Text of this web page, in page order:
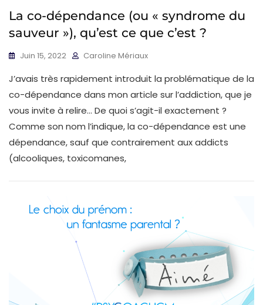
La co-dépendance (ou « syndrome du
sauveur »), qu’est ce que c’est ?
Juin 15, 2022 Caroline Mériaux
J’avais très rapidement introduit la problématique de la
co-dépendance dans mon article sur l’addiction, que je
vous invite à relire… De quoi s’agit-il exactement ?
Comme son nom l’indique, la co-dépendance est une
dépendance, sauf que contrairement aux addicts
(alcooliques, toxicomanes,